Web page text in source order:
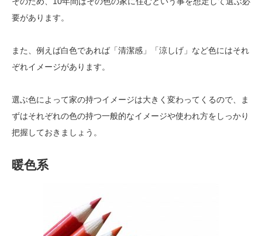
要があります。
また、例えば白色であれば「清潔感」「涼しげ」など色にはそれ
ぞれイメージがあります。
選ぶ色によって家の持つイメージは大きく変わってくるので、ま
ずはそれぞれの色の持つ一般的なイメージや使われ方をしっかり
把握しておきましょう。
暖色系